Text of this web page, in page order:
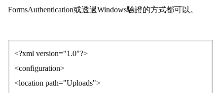
FormsAuthentication或透過Windows驗證的方式都可以。
<?xml version="1.0"?>
<configuration>
<location path="Uploads">